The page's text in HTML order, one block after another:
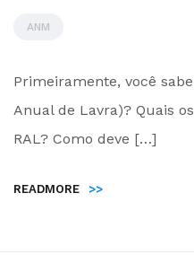
ANM
by
Primeiramente, você
Anual de Lavra)? Quais
RAL? Como deve […]
READMORE >>